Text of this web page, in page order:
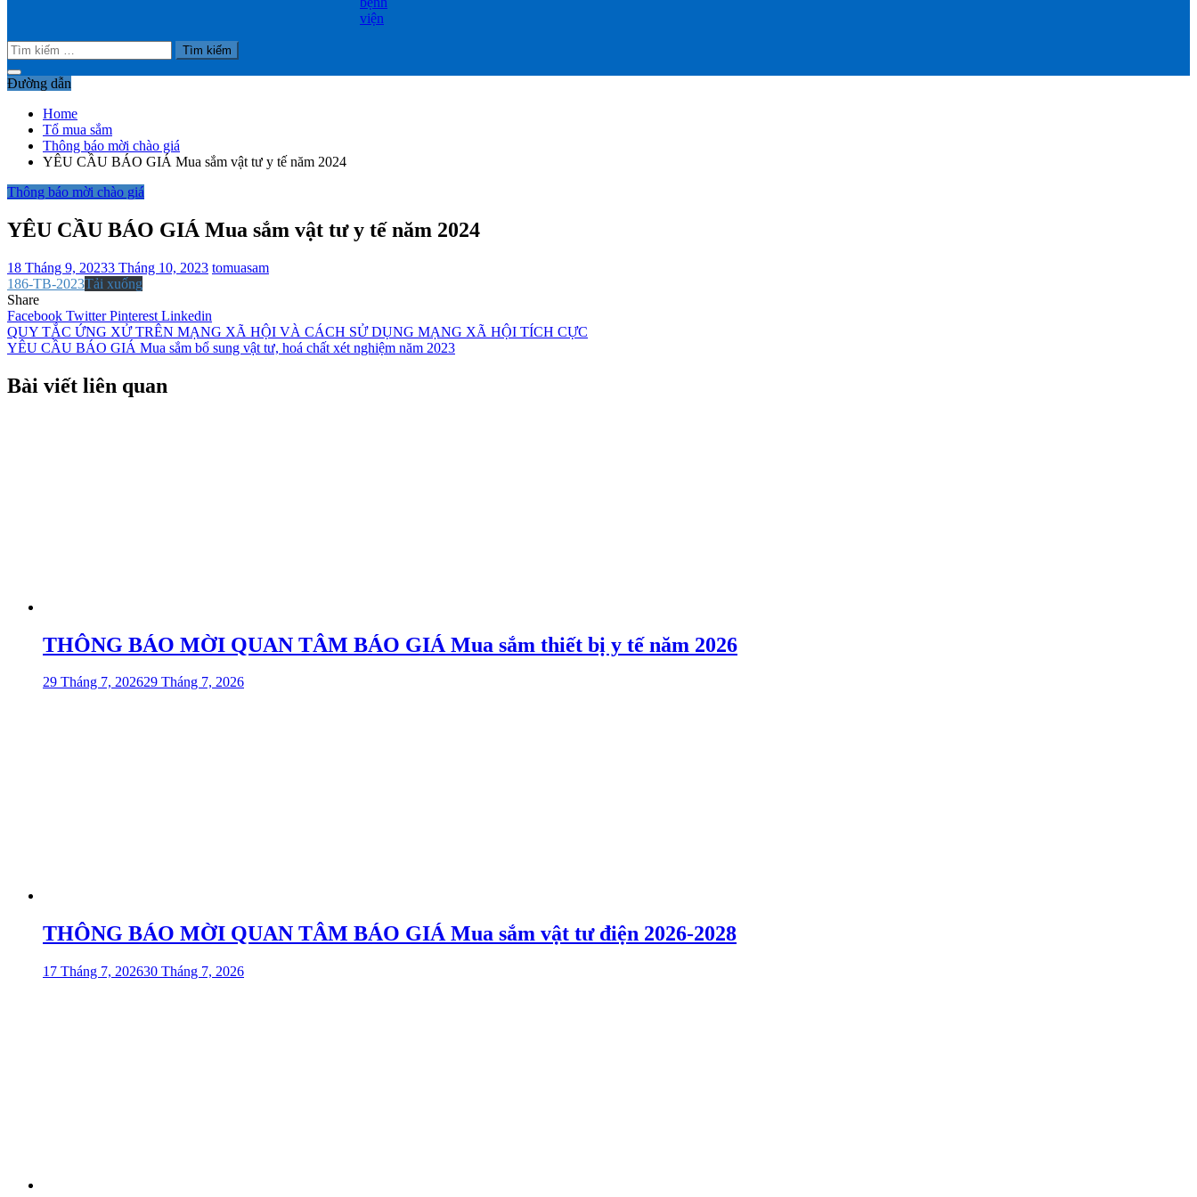
viện
Tìm
kiếm
cho:
Đường dẫn
Home
Tổ mua sắm
Thông báo mời chào giá
YÊU CẦU BÁO GIÁ Mua sắm vật tư y tế năm 2024
Thông báo mời chào giá
YÊU CẦU BÁO GIÁ Mua sắm vật tư y tế năm 2024
18 Tháng 9, 20233 Tháng 10, 2023 tomuasam
186-TB-2023Tải xuống
Share
Facebook TwitterPinterest Linkedin
Điều
hướng
bài
QUY TẮC ỨNG XỬ TRÊN MẠNG XÃ HỘI VÀ CÁCH SỬ DỤNG MẠNG XÃ HỘI TÍCH CỰC
YÊU CẦU BÁO GIÁ Mua sắm bổ sung vật tư, hoá chất xét nghiệm năm 2023
Bài viết liên quan
THÔNG BÁO MỜI QUAN TÂM BÁO GIÁ Mua sắm thiết bị y tế năm 2026
29 Tháng 7, 202629 Tháng 7, 2026
THÔNG BÁO MỜI QUAN TÂM BÁO GIÁ Mua sắm vật tư điện 2026-2028
17 Tháng 7, 202630 Tháng 7, 2026